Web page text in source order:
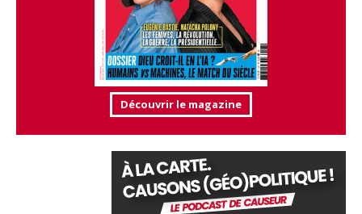
Découvrir le magazine